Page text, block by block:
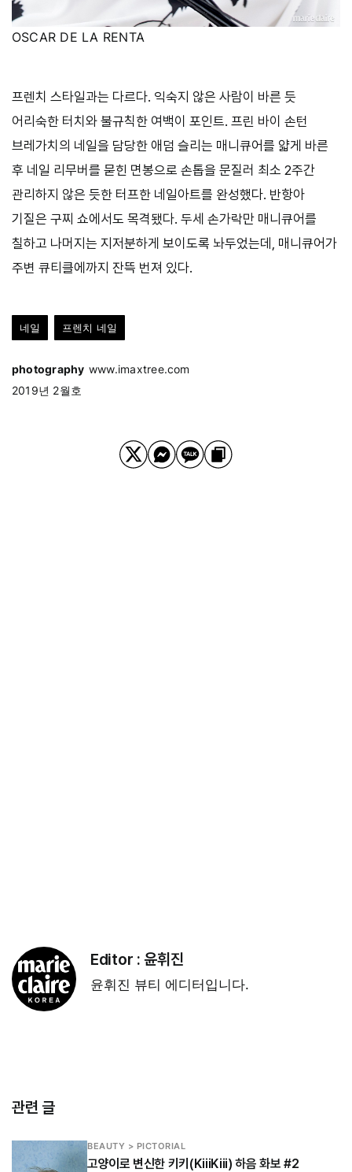
OSCAR DE LA RENTA
프렌치 스타일과는 다르다. 익숙지 않은 사람이 바른 듯
어리숙한 터치와 불규칙한 여백이 포인트. 프린 바이 손턴
브레가치의 네일을 담당한 애덤 슬리는 매니큐어를 얇게 바른
후 네일 리무버를 묻힌 면봉으로 손톱을 문질러 최소 2주간
관리하지 않은 듯한 터프한 네일아트를 완성했다. 반항아
기질은 구찌 쇼에서도 목격됐다. 두세 손가락만 매니큐어를
칠하고 나머지는 지저분하게 보이도록 놔두었는데, 매니큐어가
주변 큐티클에까지 잔뜩 번져 있다.
네일 프렌치 네일
photography www.imaxtree.com
2019년 2월호
Editor :윤휘진
윤휘진 뷰티 에디터입니다.
관련 글
BEAUTY > PICTORIAL
고양이로 변신한 키키(KiiiKiii) 하음 화보 #2